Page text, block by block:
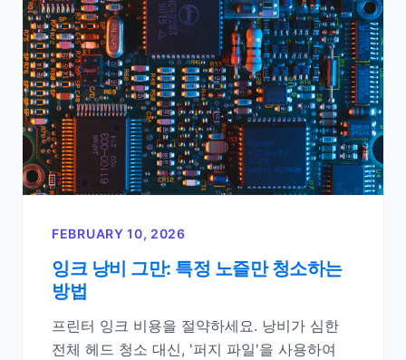
FEBRUARY 10, 2026
잉크 낭비 그만: 특정 노즐만 청소하는
방법
프린터 잉크 비용을 절약하세요. 낭비가 심한
전체 헤드 청소 대신, '퍼지 파일'을 사용하여